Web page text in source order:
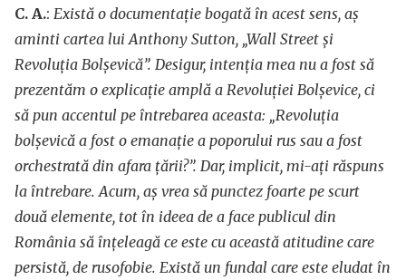
C. A.: Există o documentație bogată în acest sens, aș
aminti cartea lui Anthony Sutton, „Wall Street și
Revoluția Bolșevică”. Desigur, intenția mea nu a fost să
prezentăm o explicație amplă a Revoluției Bolșevice, ci
să pun accentul pe întrebarea aceasta: „Revoluția
bolșevică a fost o emanație a poporului rus sau a fost
orchestrată din afara țării?”. Dar, implicit, mi-ați răspuns
la întrebare. Acum, aș vrea să punctez foarte pe scurt
două elemente, tot în ideea de a face publicul din
România să înțeleagă ce este cu această atitudine care
persistă, de rusofobie. Există un fundal care este eludat în